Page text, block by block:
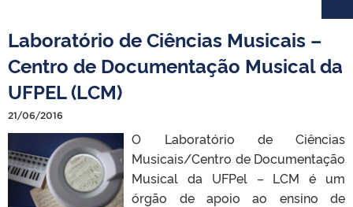
Laboratório de Ciências Musicais –
Centro de Documentação Musical da
UFPEL (LCM)
21/06/2016
O Laboratório de Ciências
Musicais/Centro de Documentação
Musical da UFPel – LCM é um
órgão de apoio ao ensino de